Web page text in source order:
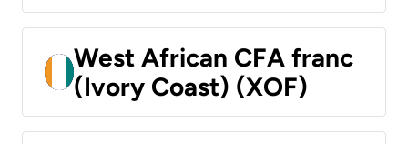
West African CFA franc
(Ivory Coast) (XOF)